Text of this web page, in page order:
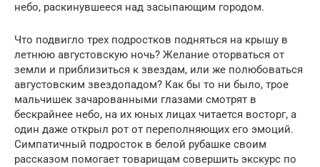
небо, раскинувшееся над засыпающим городом.
Что подвигло трех подростков подняться на крышу в
летнюю августовскую ночь? Желание оторваться от
земли и приблизиться к звездам, или же полюбоваться
августовским звездопадом? Как бы то ни было, трое
мальчишек зачарованными глазами смотрят в
бескрайнее небо, на их юных лицах читается восторг, а
один даже открыл рот от переполняющих его эмоций.
Симпатичный подросток в белой рубашке своим
рассказом помогает товарищам совершить экскурс по